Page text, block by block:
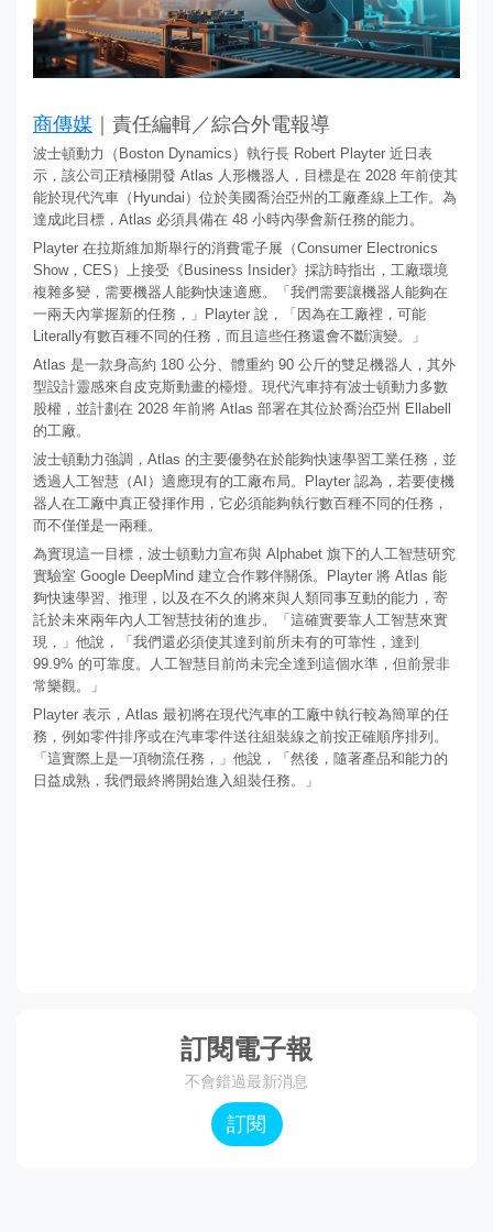
商傳媒 ｜責任編輯／綜合外電報導
波士頓動力（Boston Dynamics）執行長 Robert Playter 近日表
示，該公司正積極開發 Atlas 人形機器人，目標是在 2028 年前使其
能於現代汽車（Hyundai）位於美國喬治亞州的工廠產線上工作。為
達成此目標，Atlas 必須具備在 48 小時內學會新任務的能力。
Playter 在拉斯維加斯舉行的消費電子展（Consumer Electronics
Show，CES）上接受《Business Insider》採訪時指出，工廠環境
複雜多變，需要機器人能夠快速適應。「我們需要讓機器人能夠在
一兩天內掌握新的任務，」Playter 說，「因為在工廠裡，可能
Literally有數百種不同的任務，而且這些任務還會不斷演變。」
Atlas 是一款身高約 180 公分、體重約 90 公斤的雙足機器人，其外
型設計靈感來自皮克斯動畫的檯燈。現代汽車持有波士頓動力多數
股權，並計劃在 2028 年前將 Atlas 部署在其位於喬治亞州 Ellabell
的工廠。
波士頓動力強調，Atlas 的主要優勢在於能夠快速學習工業任務，並
透過人工智慧（AI）適應現有的工廠布局。Playter 認為，若要使機
器人在工廠中真正發揮作用，它必須能夠執行數百種不同的任務，
而不僅僅是一兩種。
為實現這一目標，波士頓動力宣布與 Alphabet 旗下的人工智慧研究
實驗室 Google DeepMind 建立合作夥伴關係。Playter 將 Atlas 能
夠快速學習、推理，以及在不久的將來與人類同事互動的能力，寄
託於未來兩年內人工智慧技術的進步。「這確實要靠人工智慧來實
現，」他說，「我們還必須使其達到前所未有的可靠性，達到
99.9% 的可靠度。人工智慧目前尚未完全達到這個水準，但前景非
常樂觀。」
Playter 表示，Atlas 最初將在現代汽車的工廠中執行較為簡單的任
務，例如零件排序或在汽車零件送往組裝線之前按正確順序排列。
「這實際上是一項物流任務，」他說，「然後，隨著產品和能力的
日益成熟，我們最終將開始進入組裝任務。」
訂閱電子報
不會錯過最新消息
訂閱